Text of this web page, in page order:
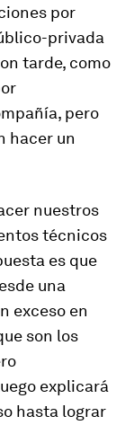
por
privada
tarde, como
pero
hacer un
nuestros
técnicos
es que
una
exceso en
son los
explicará
hasta lograr